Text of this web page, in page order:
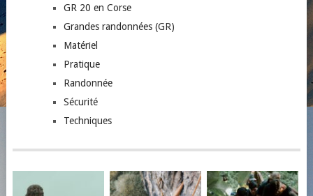
GR 20 en Corse
Grandes randonnées (GR)
Matériel
Pratique
Randonnée
Sécurité
Techniques